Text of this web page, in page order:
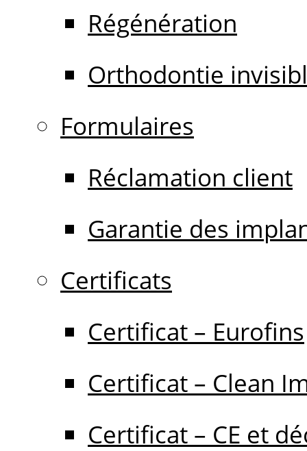
Régénération
Orthodontie
Formulaires
Réclamation client
Garantie des
Certificats
Certificat – Eurofins
Certificat – Clean
Certificat – CE et